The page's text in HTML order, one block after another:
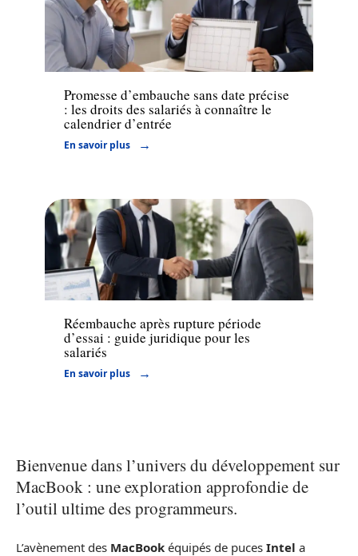
Entreprise
Promesse d’embauche sans date précise
: les droits des salariés à connaître le
calendrier d’entrée
En savoir plus
Juridique
Réembauche après rupture période
d’essai : guide juridique pour les
salariés
En savoir plus
Bienvenue dans l’univers du développement sur
MacBook : une exploration approfondie de
l’outil ultime des programmeurs.
L’avènement des MacBook équipés de puces Intel a